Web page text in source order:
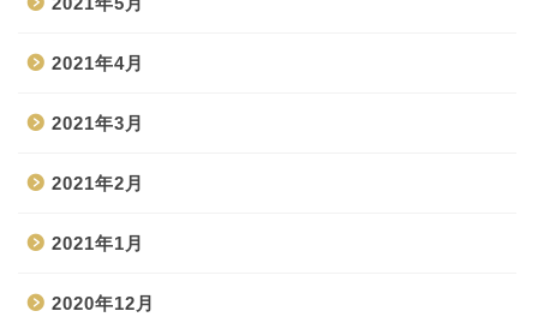
2021年4月
2021年3月
2021年2月
2021年1月
2020年12月